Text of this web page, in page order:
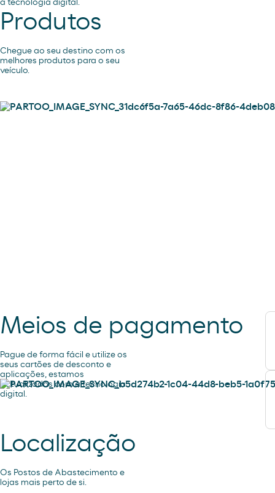
a tecnologia digital.
Produtos
Chegue ao seu destino com os
melhores produtos para o seu
veículo.
Meios de pagamento
Pague de forma fácil e utilize os
seus cartões de desconto e
aplicações, estamos
actualizados com a tecnologia
digital.
Localização
Os Postos de Abastecimento e
lojas mais perto de si.